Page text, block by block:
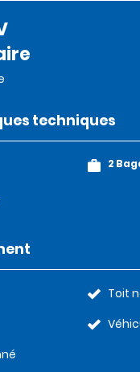
techniques
2
Toit